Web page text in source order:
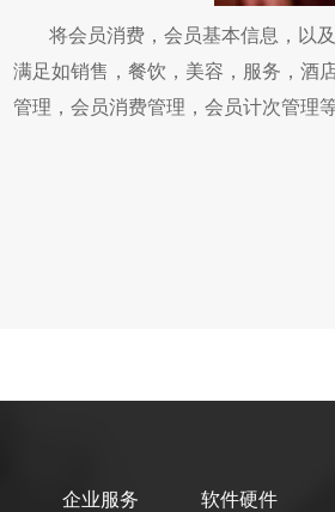
将会员消费，会员基本信息，以
满足如销售，餐饮，美容，服务，酒
管理，会员消费管理，会员计次管理等
企业服务 软件硬件